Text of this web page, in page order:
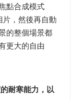
點合成模式
片，然後再自動
的整個場景都
更大的自由
耐寒能力，以